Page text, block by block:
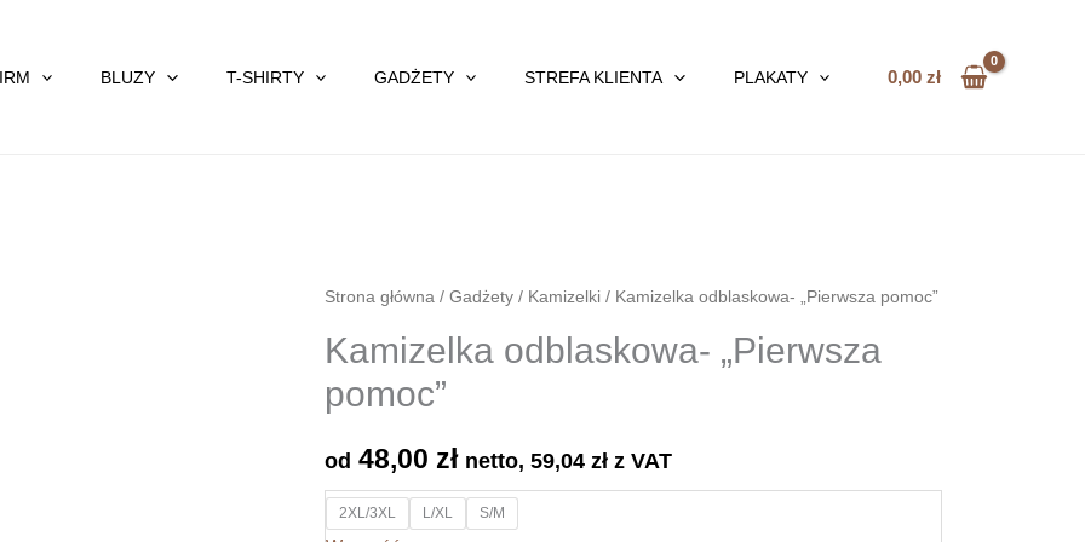
BLUZY T-SHIRTY GADŻETY STREFA KLIENTA PLAKATY 0,00zł
Strona główna /Gadżety / Kamizelki / Kamizelka odblaskowa- „Pierwsza pomoc”
Kamizelka odblaskowa- „Pierwsza
pomoc”
od 48,00 zł netto,59,04zł z VAT
2XL/3XL L/XL S/M